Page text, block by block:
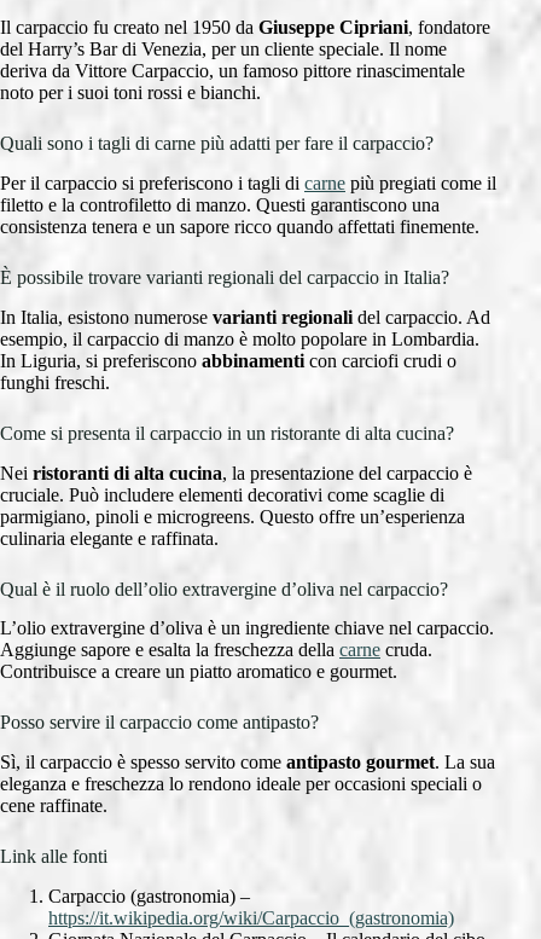
Il carpaccio fu creato nel 1950 da Giuseppe Cipriani, fondatore
del Harry’s Bar di Venezia, per un cliente speciale. Il nome
deriva da Vittore Carpaccio, un famoso pittore rinascimentale
noto per i suoi toni rossi e bianchi.
Quali sono i tagli di carne più adatti per fare il carpaccio?
Per il carpaccio si preferiscono i tagli di carne più pregiati come il
filetto e la controfiletto di manzo. Questi garantiscono una
consistenza tenera e un sapore ricco quando affettati finemente.
È possibile trovare varianti regionali del carpaccio in Italia?
In Italia, esistono numerose varianti regionali del carpaccio. Ad
esempio, il carpaccio di manzo è molto popolare in Lombardia.
In Liguria, si preferiscono abbinamenti con carciofi crudi o
funghi freschi.
Come si presenta il carpaccio in un ristorante di alta cucina?
Nei ristoranti di alta cucina, la presentazione del carpaccio è
cruciale. Può includere elementi decorativi come scaglie di
parmigiano, pinoli e microgreens. Questo offre un’esperienza
culinaria elegante e raffinata.
Qual è il ruolo dell’olio extravergine d’oliva nel carpaccio?
L’olio extravergine d’oliva è un ingrediente chiave nel carpaccio.
Aggiunge sapore e esalta la freschezza della carne cruda.
Contribuisce a creare un piatto aromatico e gourmet.
Posso servire il carpaccio come antipasto?
Sì, il carpaccio è spesso servito come antipasto gourmet. La sua
eleganza e freschezza lo rendono ideale per occasioni speciali o
cene raffinate.
Link alle fonti
Carpaccio (gastronomia) –
https://it.wikipedia.org/wiki/Carpaccio_(gastronomia)